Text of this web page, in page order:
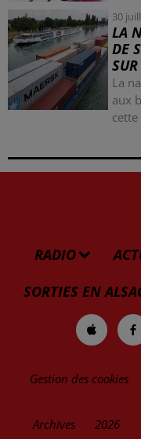
30
LA
DE
La
aux
RADIO
SORTIES EN
Gestion des cookies
Archives 2026